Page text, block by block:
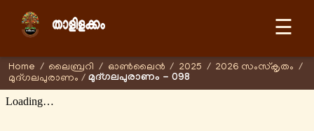
☰
Home / ലൈബ്രറി / ഓണ്‍ലൈന്‍ / 2025 / 2026 സംസ്കൃതം /
മുദ്ഗലപുരാണം / മുദ്ഗലപുരാണം - 098